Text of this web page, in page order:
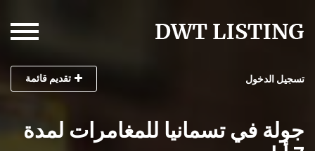
تسجيل الدخول تقديم قائمة
جولة في تسمانيا للمغامرات لمدة